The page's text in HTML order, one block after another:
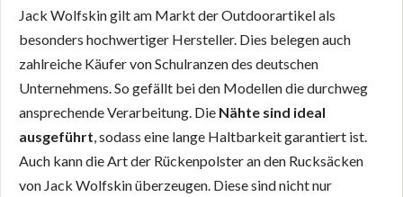
Jack Wolfskin gilt am Markt der Outdoorartikel als
besonders hochwertiger Hersteller. Dies belegen auch
zahlreiche Käufer von Schulranzen des deutschen
Unternehmens. So gefällt bei den Modellen die durchweg
ansprechende Verarbeitung. Die Nähte sind ideal
ausgeführt , sodass eine lange Haltbarkeit garantiert ist.
Auch kann die Art der Rückenpolster an den Rucksäcken
von Jack Wolfskin überzeugen. Diese sind nicht nur